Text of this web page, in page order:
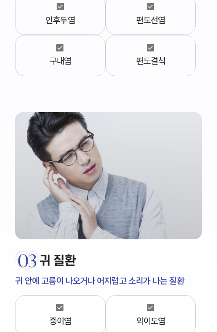
인후두염 편도선염
구내염 편도결석
03 귀 질환
귀 안에 고름이 나오거나 어지럽고 소리가 나는 질환
중이염 외이도염